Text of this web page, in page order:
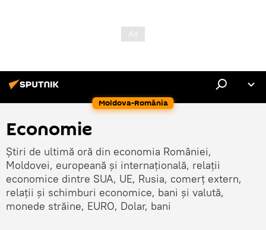
Moldova-România
Economie
Știri de ultimă oră din economia României,
Moldovei, europeană și internațională, relații
economice dintre SUA, UE, Rusia, comerț extern,
relații și schimburi economice, bani și valută,
monede străine, EURO, Dolar, bani